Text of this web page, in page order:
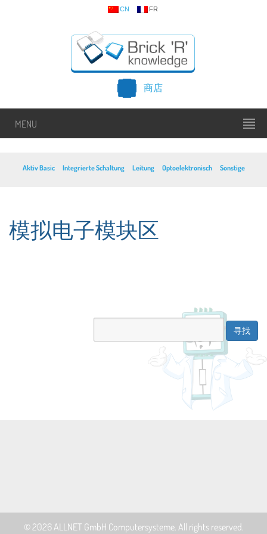
CN FR
商店
MENU
Aktiv Basic Integrierte Schaltung Leitung Optoelektronisch Sonstige
模拟电子模块区
© 2026ALLNET GmbH Computersysteme. All rights reserved.